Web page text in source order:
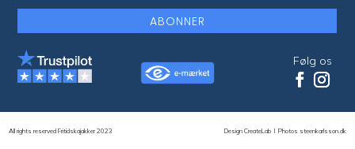
ABONNER
Følg os
All rights reserved Fritidskajakker 2023 Design CreateLab IPhotos steenkarlsson.dk